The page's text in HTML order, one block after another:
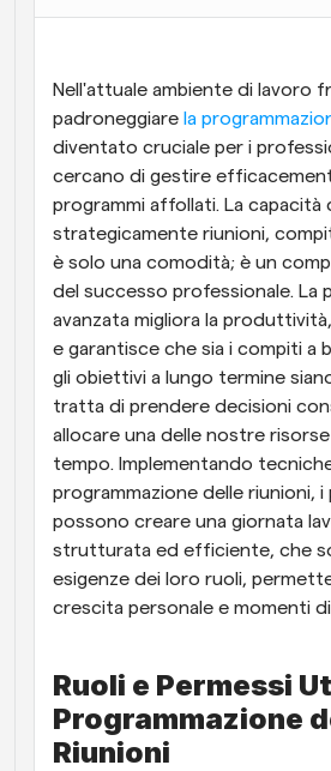
Programmazione potenziata
supportate
Blog
Rimani aggiornato con le ultime
Riunioni Instantanee
Incontrare i clienti in pochi
Link di Gruppo Dinamico
Prenota senza sforzo riunioni
Webhook
Ricevi una notifica quando
Nell'attuale ambiente di lavoro
padroneggiare la
diventato cruciale per i
cercano di gestire
programmi affollati. La capacità
strategicamente riunioni,
è solo una comodità; è un
del successo professionale. La
avanzata migliora la
e garantisce che sia i compiti a
gli obiettivi a lungo termine
tratta di prendere decisioni
allocare una delle nostre risorse
tempo. Implementando
programmazione delle riunioni,
possono creare una giornata
strutturata ed efficiente, che
esigenze dei loro ruoli,
crescita personale e momenti di
Ruoli e Permessi
Programmazione
Riunioni